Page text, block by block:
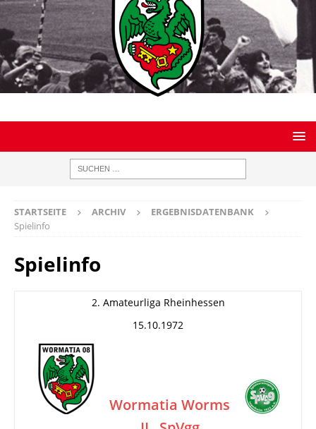
STARTSEITE ARCHIV
ERGEBNISDATENBANK
Spielinfo
Spielinfo
2. Amateurliga Rheinhessen
15.10.1972
Wormatia Worms